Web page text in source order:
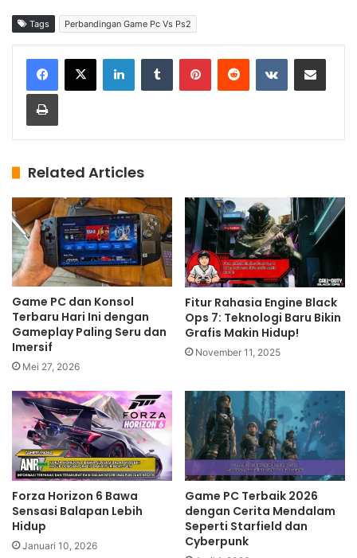
Tags Perbandingan Game Pc Vs Ps2
Related Articles
Game PC dan Konsol
Terbaru Hari Ini dengan
Gameplay Paling Seru dan
Imersif
Mei 27, 2026
Fitur Rahasia Engine Black
Ops 7: Teknologi Baru Bikin
Grafis Makin Hidup!
November 11, 2025
Forza Horizon 6 Bawa
Sensasi Balapan Lebih
Hidup
Januari 10, 2026
Game PC Terbaik 2026
dengan Cerita Mendalam
Seperti Starfield dan
Cyberpunk